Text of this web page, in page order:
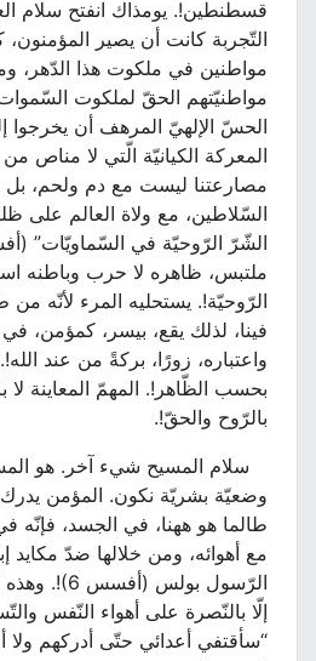
قسطنطين!. يومذاك انفتح سلام
التّجربة كانت أن يصير المؤمنون،
مواطنين في ملكوت هذا الدّهر،
مواطنيّتهم الحقّ لملكوت
الحسّ الإلهيّ المرهف أن يخرجوا
المعركة الكيانيّة الّتي لا مناص من
مصارعتنا ليست مع دم ولحم، بل
السّلاطين، مع ولاة العالم على
ملتبس، ظاهره لا حرب وباطنه
الرّوحيّة!. يستحليه المرء لأنّه من
فينا، لذلك يقع، بيسر، كمؤمن، في
واعتباره، زورًا، بركةً من عند
بحسب الظّاهر!. المهمّ المعاينة لا
بالرّوح والحقّ!.
سلام المسيح شيء آخر. هو
وضعيّة بشريّة نكون. المؤمن يدرك،
طالما هو ههنا، في الجسد، فإنّه
مع أهوائه، ومن خلالها ضدّ مكايد
الرّسول بولس
إلّا بالنّصرة على أهواء النّفس
“سأقتفي أعدائي حتّى أدركهم ولا